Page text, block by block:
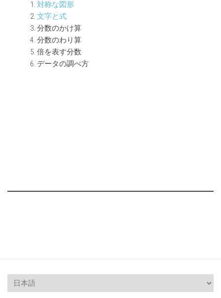
対称な図形
文字と式
分数のかけ算
分数のわり算
倍を表す分数
データの調べ方